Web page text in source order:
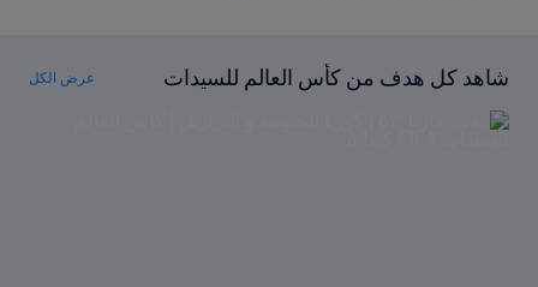
شاهد كل هدف من كأس العالم للسيدات
FIFA كندا ٢٠١٥
عرض الكل